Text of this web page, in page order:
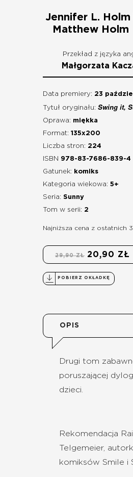
Jennifer L. Holm
Matthew Holm
Przekład z języka
Małgorzata
Data premiery: 23
Tytuł oryginału: Swing it,
Oprawa: miękka
Format: 135x200
Liczba stron: 224
ISBN 978-83-7686-839-4
Gatunek:
komiks
Kategoria wiekowa: 5+
Seria: Sunny
Tom w serii: 2
Najniższa cena z ostatnich
29,90 ZŁ 20,90 ZŁ
POBIERZ OKŁADKĘ
OPIS
Drugi tom
poruszającej
dzieci.
Rekomendacja
Telgemeier,
komiksów Smile i